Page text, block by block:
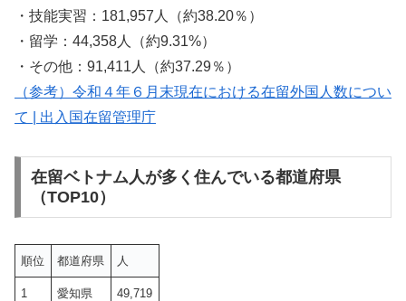
・技能実習：181,957人（約38.20％）
・留学：44,358人（約9.31%）
・その他：91,411人（約37.29％）
（参考）令和４年６月末現在における在留外国人数につい
て | 出入国在留管理庁
在留ベトナム人が多く住んでいる都道府県
（TOP10）
順位 都道府県 人
1 愛知県 49,719